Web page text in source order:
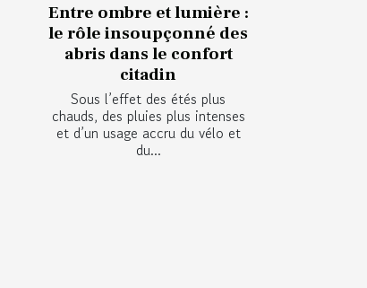
Entre ombre et lumière :
le rôle insoupçonné des
abris dans le confort
citadin
Sous l’effet des étés plus
chauds, des pluies plus intenses
et d’un usage accru du vélo et
du...